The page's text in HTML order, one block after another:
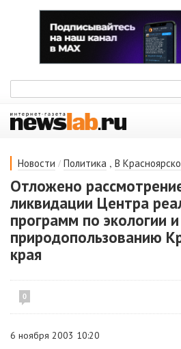
Новости / Политика , В
Отложено
ликвидации Центра
программ по экологии и
природопользованию
края
0
6 ноября 2003 10:20